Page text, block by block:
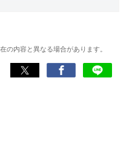
タプラ』（スマホライフが変
の内容と異なる場合があります。